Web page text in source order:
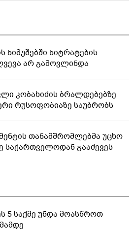
ნიმუშებში ნიტრატების
არ გამოვლინდა
კობახიძის ბრალდებებზე
რუსოფობიაზე საუბრობს
თანამშრომლებმა უცხო
საქართველოდან გააძევეს
5 საქმე უნდა მოასწროთ